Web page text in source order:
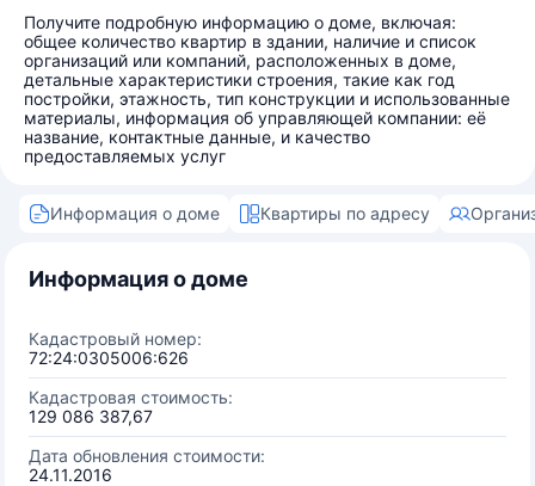
Получите подробную информацию о доме, включая:
общее количество квартир в здании, наличие и список
организаций или компаний, расположенных в доме,
детальные характеристики строения, такие как год
постройки, этажность, тип конструкции и использованные
материалы, информация об управляющей компании: её
название, контактные данные, и качество
предоставляемых услуг
Информация о доме Квартиры по адресу
Информация о доме
Кадастровый номер:
72:24:0305006:626
Кадастровая стоимость:
129 086 387,67
Дата обновления стоимости:
24.11.2016